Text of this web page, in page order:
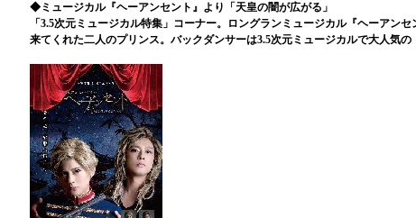
◆ミュージカル『ヘーアンセント』より「天皇の闇が広がる」
「3.5次元ミュージカル特集」コーナー。ロングランミュージカル『ヘーアン
来てくれた二人のプリンス。バックダンサーは3.5次元ミュージカルで大人気の